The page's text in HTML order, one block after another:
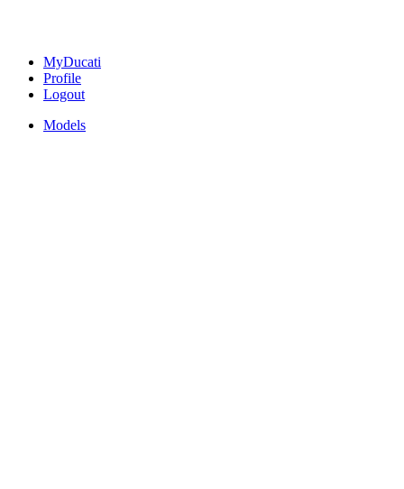
MyDucati
Profile
Logout
Models